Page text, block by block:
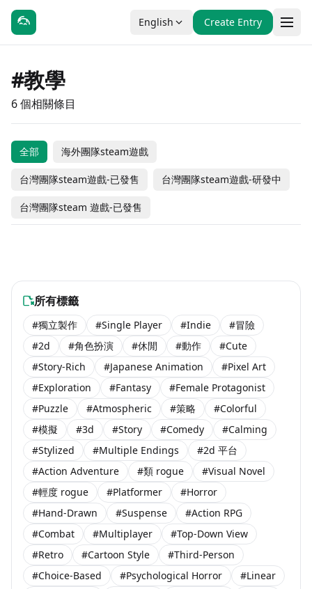
English Create Entry
#教學
6 個相關條目
全部 海外團隊steam遊戲
台灣團隊steam遊戲-已發售 台灣團隊steam遊戲-研發中
台灣團隊steam 遊戲-已發售
Rated Sudoku
#休閒 #獨立製作
Deep Sea Sweep
#動作 #獨立製作
Cozy Dash Card Shark
Exist.EXE
所有標籤
#獨立製作 #Single Player #Indie
#冒險
#2d
#角色扮演 #休閒 #動作
#Cute
#Story-Rich
#Japanese Animation
#Pixel Art
#Exploration
#Fantasy
#Female Protagonist
#Puzzle
#Atmospheric #策略
#Colorful
#模擬
#3d #Story #Comedy
#Calming
#Stylized
#Multiple Endings
#2d 平台
#Action Adventure
#類 rogue
#Visual Novel
#輕度 rogue
#Platformer
#Horror
#Hand-Drawn
#Suspense
#Action RPG
#Combat
#Multiplayer
#Top-Down View
#Retro
#Cartoon Style
#Third-Person
#Choice-Based
#Psychological Horror
#Linear